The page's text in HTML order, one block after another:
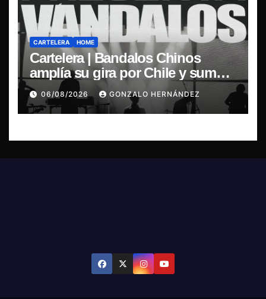
CARTELERA HOME
Cartelera | Bandalos Chinos
amplía su gira por Chile y suma
concierto en Concepción
06/08/2026 GONZALO HERNÁNDEZ